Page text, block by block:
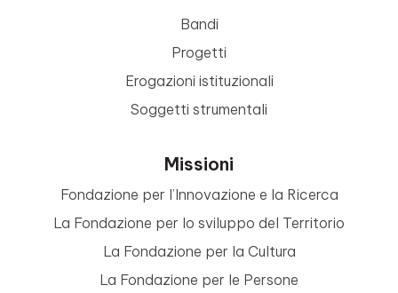
Bandi
Progetti
Erogazioni istituzionali
Soggetti strumentali
Missioni
Fondazione per l’Innovazione e la Ricerca
La Fondazione per lo sviluppo del Territorio
La Fondazione per la Cultura
La Fondazione per le Persone